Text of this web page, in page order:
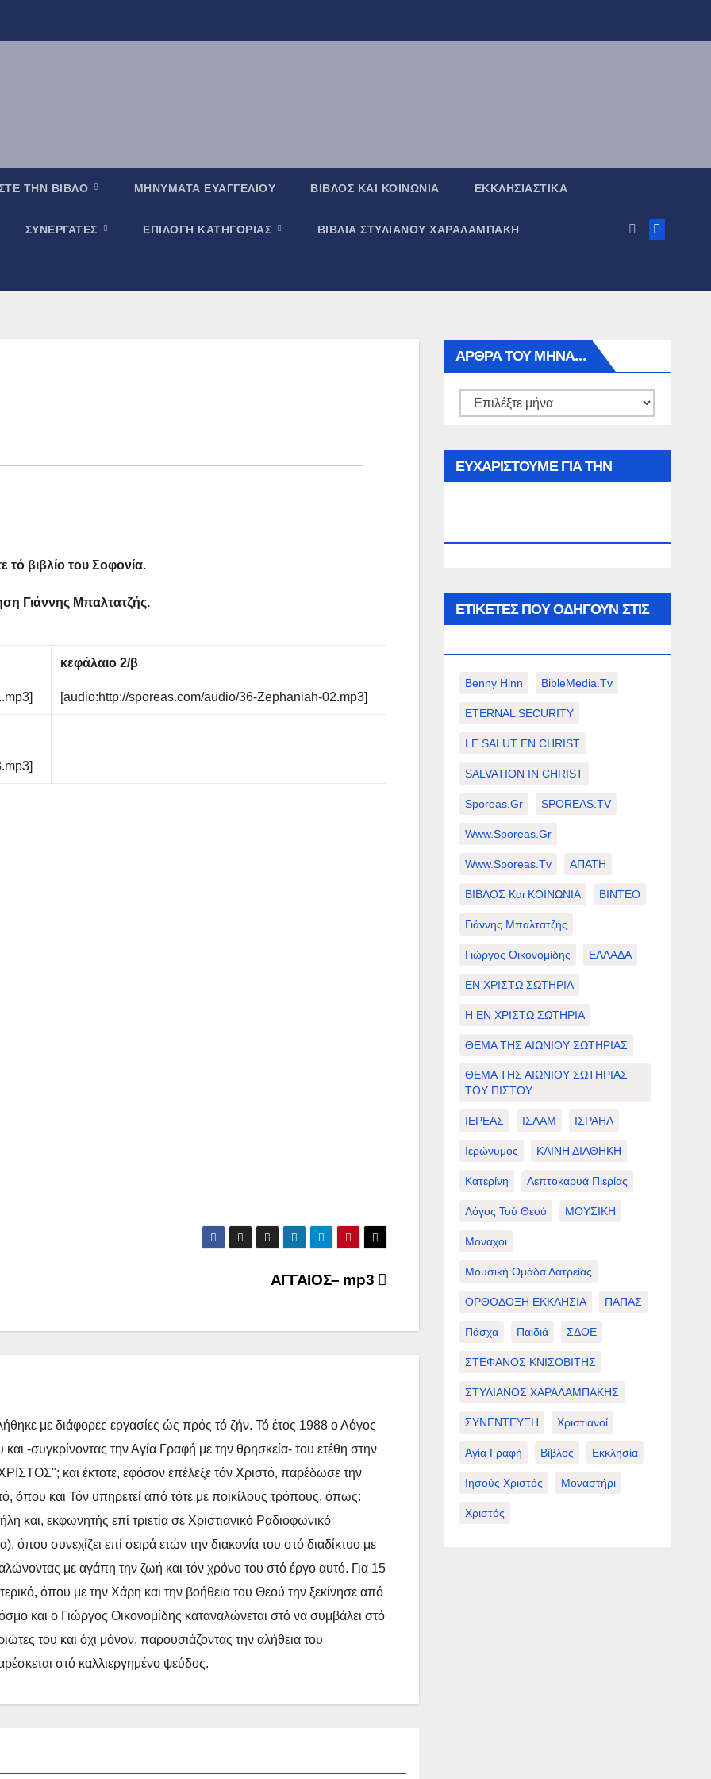
ΤΗΝ ΒΙΒΛΟ ΜΗΝΥΜΑΤΑ ΕΥΑΓΓΕΛΙΟΥ ΒΙΒΛΟΣ ΚΑΙ ΚΟΙΝΩΝΙΑ ΕΚΚΛΗΣΙΑΣΤΙΚΑ
ΣΥΝΕΡΓΑΤΕΣ ΕΠΙΛΟΓΗ ΚΑΤΗΓΟΡΙΑΣ ΒΙΒΛΙΑ ΣΤΥΛΙΑΝΟΥ ΧΑΡΑΛΑΜΠΑΚΗ
τό βιβλίο του Σοφονία.
Γιάννης Μπαλτατζής.
κεφάλαιο 2/β
[audio:http://sporeas.com/audio/36-Zephaniah-02.mp3]
ΑΓΓΑΙΟΣ– mp3
με διάφορες εργασίες ώς πρός τό ζήν. Τό έτος 1988 ο Λόγος
-συγκρίνοντας την Αγία Γραφή με την θρησκεία- του ετέθη στην
και έκτοτε, εφόσον επέλεξε τόν Χριστό, παρέδωσε την
όπου και Τόν υπηρετεί από τότε με ποικίλους τρόπους, όπως:
και, εκφωνητής επί τριετία σε Χριστιανικό Ραδιοφωνικό
συνεχίζει επί σειρά ετών την διακονία του στό διαδίκτυο με
με αγάπη την ζωή και τόν χρόνο του στό έργο αυτό. Για 15
όπου με την Χάρη και την βοήθεια του Θεού την ξεκίνησε από
και ο Γιώργος Οικονομίδης καταναλώνεται στό να συμβάλει στό
του και όχι μόνον, παρουσιάζοντας την αλήθεια του
στό καλλιεργημένο ψεύδος.
ΑΡΘΡΑ ΤΟΥ ΜΉΝΑ…
Αρθρα
μήνα…
ΕΥΧΑΡΙΣΤΟΥΜΕ ΓΙΑ ΤΗΝ
ΕΤΙΚΈΤΕΣ ΠΟΥ ΟΔΗΓΟΎΝ ΣΤΙΣ
Benny Hinn BibleMedia.tv
ETERNAL SECURITY
LE SALUT EN CHRIST
SALVATION IN CHRIST
Sporeas.gr SPOREAS.TV
Www.sporeas.gr
Www.sporeas.tv ΑΠΑΤΗ
ΒΙΒΛΟΣ Και ΚΟΙΝΩΝΙΑ ΒΙΝΤΕΟ
Γιάννης Μπαλτατζής
Γιώργος Οικονομίδης ΕΛΛΑΔΑ
ΕΝ ΧΡΙΣΤΩ ΣΩΤΗΡΙΑ
Η ΕΝ ΧΡΙΣΤΩ ΣΩΤΗΡΙΑ
ΘΕΜΑ ΤΗΣ ΑΙΩΝΙΟΥ ΣΩΤΗΡΙΑΣ
ΘΕΜΑ ΤΗΣ ΑΙΩΝΙΟΥ ΣΩΤΗΡΙΑΣ
ΤΟΥ ΠΙΣΤΟΥ
ΙΕΡΕΑΣ ΙΣΛΑΜ ΙΣΡΑΗΛ
Ιερώνυμος ΚΑΙΝΗ ΔΙΑΘΗΚΗ
Κατερίνη Λεπτοκαρυά Πιερίας
Λόγος Τού Θεού ΜΟΥΣΙΚΗ
Μοναχοι
Μουσική Ομάδα Λατρείας
ΟΡΘΟΔΟΞΗ ΕΚΚΛΗΣΙΑ ΠΑΠΑΣ
Πάσχα Παιδιά ΣΔΟΕ
ΣΤΕΦΑΝΟΣ ΚΝΙΣΟΒΙΤΗΣ
ΣΤΥΛΙΑΝΟΣ ΧΑΡΑΛΑΜΠΑΚΗΣ
ΣΥΝΕΝΤΕΥΞΗ Χριστιανοί
Αγία Γραφή Βίβλος Εκκλησία
Ιησούς Χριστός Μοναστήρι
Χριστός